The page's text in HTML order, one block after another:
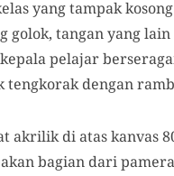
yang tampak
golok, tangan yang
pelajar
tengkorak dengan
akrilik di atas kanvas
bagian dari